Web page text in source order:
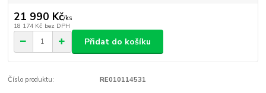
21 990 Kč/ks
18 174 Kč bez DPH
Přidat do košíku
Číslo produktu: RE010114531